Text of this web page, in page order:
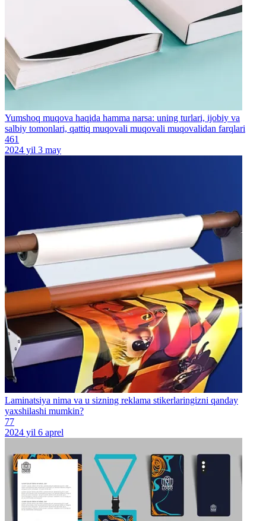
Yumshoq muqova haqida hamma narsa: uning turlari, ijobiy va
salbiy tomonlari, qattiq muqovali muqovali muqovalidan farqlari
461
2024 yil 3 may
Laminatsiya nima va u sizning reklama stikerlaringizni qanday
yaxshilashi mumkin?
77
2024 yil 6 aprel